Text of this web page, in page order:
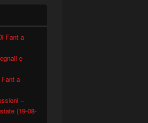
Fant a
e
a
–
(19-08-